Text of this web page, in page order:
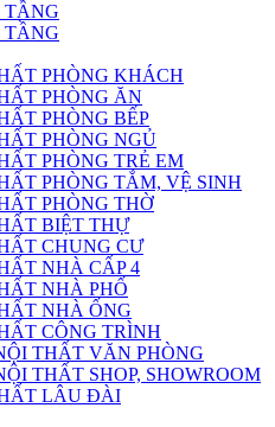
TẦNG
TẦNG
PHÒNG KHÁCH
PHÒNG ĂN
PHÒNG BẾP
PHÒNG NGỦ
PHÒNG TRẺ EM
PHÒNG TẮM, VỆ SINH
PHÒNG THỜ
BIỆT THỰ
CHUNG CƯ
NHÀ CẤP 4
NHÀ PHỐ
NHÀ ỐNG
CÔNG TRÌNH
THẤT VĂN PHÒNG
THẤT SHOP, SHOWROOM
LÂU ĐÀI